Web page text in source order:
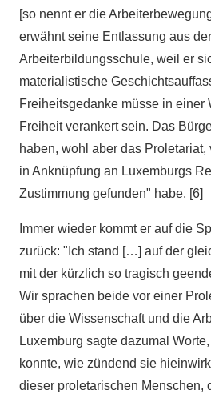
[so nennt er die
erwähnt seine Entlassung aus der
Arbeiterbildungsschule, weil er
materialistische
Freiheitsgedanke müsse in einer
Freiheit verankert sein. Das
haben, wohl aber das Proletariat,
in Anknüpfung an Luxemburgs
Zustimmung gefunden" habe. [6]
Immer wieder kommt er auf die
zurück: "Ich stand […] auf der
mit der kürzlich so tragisch
Wir sprachen beide vor einer
über die Wissenschaft und die
Luxemburg sagte dazumal
konnte, wie zündend sie
dieser proletarischen Menschen,